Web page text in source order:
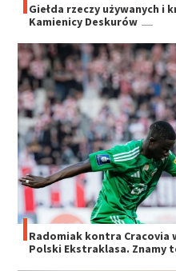
Giełda rzeczy używanych
Kamienicy Deskurów
Radomiak kontra Cracovia
Polski Ekstraklasa. Znamy